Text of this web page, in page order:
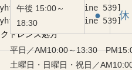
, line 539]
, line 539]
トレンズ処方
午後 15:00～
18:30
● 休
平日／AM10:00～13:30
土曜日・日曜日・祝日／